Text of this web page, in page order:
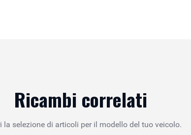
Ricambi correlati
la selezione di articoli per il modello del tuo veicolo.